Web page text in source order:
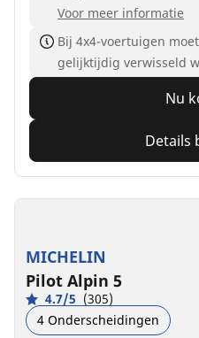
Voor meer informatie
Bij 4x4-voertuigen
gelijktijdig verwisseld
Nu
Details
MICHELIN
Pilot Alpin 5
4.7/5 (305)
4 Onderscheidingen